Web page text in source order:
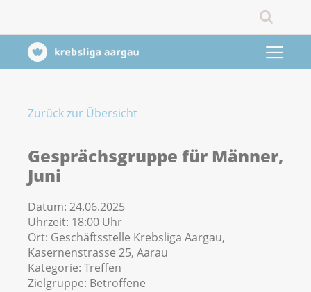
Zurück zur Übersicht
Gesprächsgruppe für Männer,
Juni
Datum: 24.06.2025
Uhrzeit: 18:00 Uhr
Ort: Geschäftsstelle Krebsliga Aargau,
Kasernenstrasse 25, Aarau
Kategorie: Treffen
Zielgruppe: Betroffene